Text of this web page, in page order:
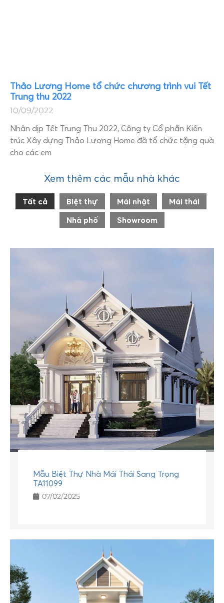
Thảo Lương Home tổ chức chương trình vui Tết
Trung thu 2022
10/09/2022
Nhân dịp Tết Trung Thu 2022, Công ty Cổ phần Kiến
trúc Xây dựng Thảo Lương Home đã tổ chức tặng quà
cho các em
Xem thêm các mẫu nhà khác
Tất cả Biệt thự Mái nhật
Mái thái
Nhà phố
Showroom
Mẫu Biệt Thự Nhà Mái Thái Sang Trọng
TA11099
07/02/2025